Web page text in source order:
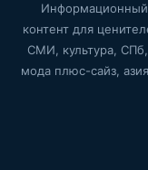
Информационный
контент для
СМИ, культура,
мода плюс-сайз,